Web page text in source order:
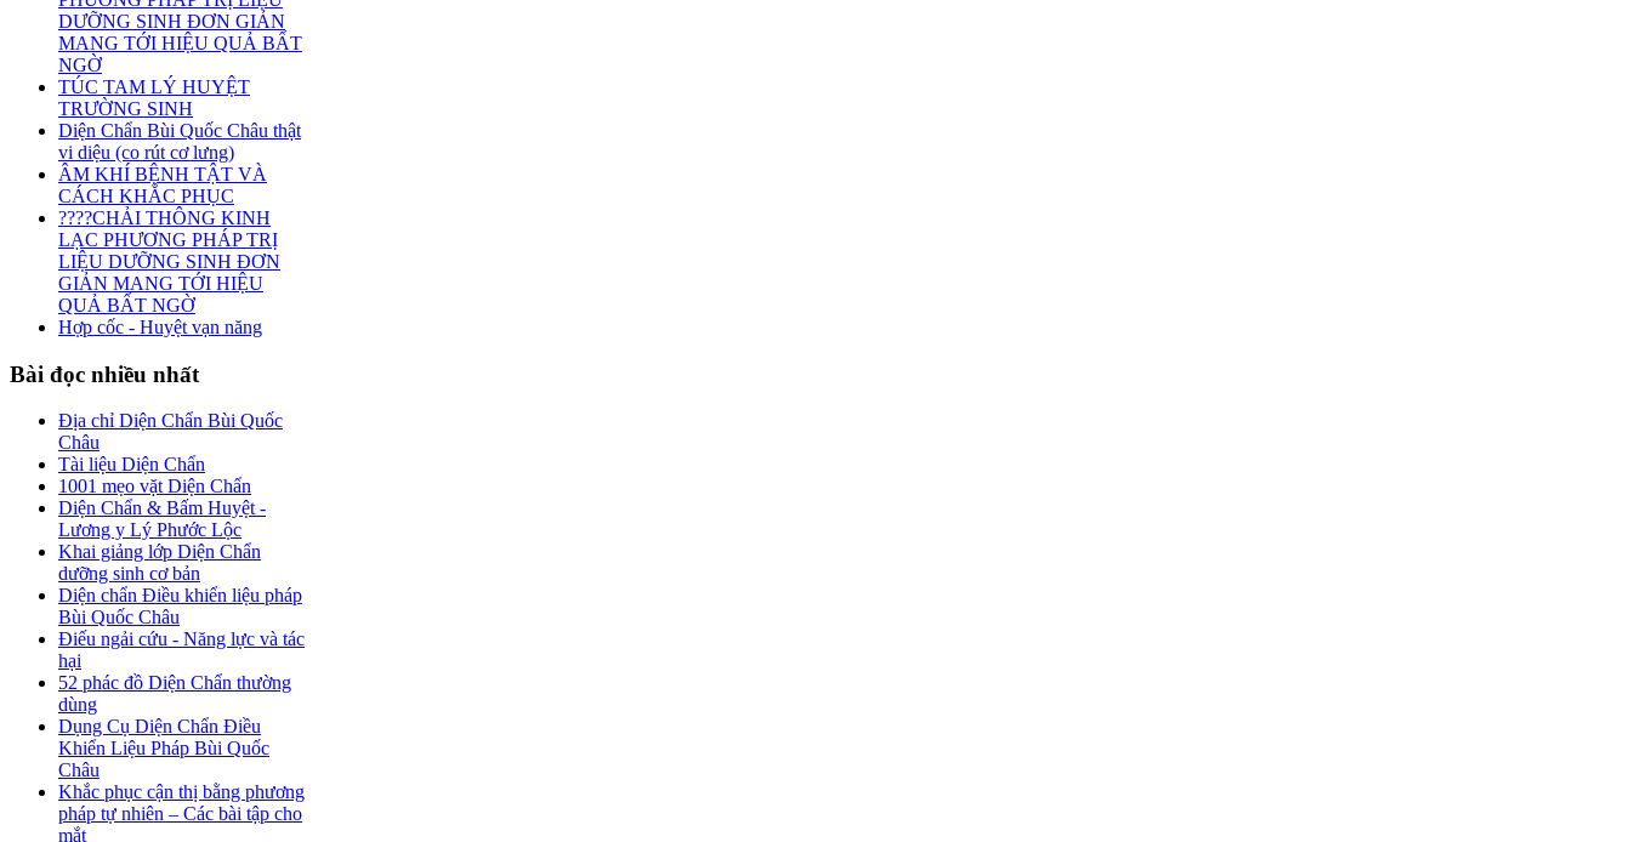
DƯỠNG SINH ĐƠN GIẢN
MANG TỚI HIỆU QUẢ BẤT
NGỜ
TÚC TAM LÝ HUYỆT
TRƯỜNG SINH
Diện Chẩn Bùi Quốc Châu thật
vi diệu (co rút cơ lưng)
ÂM KHÍ BỆNH TẬT VÀ
CÁCH KHẮC PHỤC
????CHẢI THÔNG KINH
LẠC PHƯƠNG PHÁP TRỊ
LIỆU DƯỠNG SINH ĐƠN
GIẢN MANG TỚI HIỆU
QUẢ BẤT NGỜ
Hợp cốc - Huyệt vạn năng
Bài đọc nhiều nhất
Địa chỉ Diện Chẩn Bùi Quốc
Châu
Tài liệu Diện Chẩn
1001 mẹo vặt Diện Chẩn
Diện Chẩn & Bấm Huyệt -
Lương y Lý Phước Lộc
Khai giảng lớp Diện Chẩn
dưỡng sinh cơ bản
Diện chẩn Điều khiển liệu pháp
Bùi Quốc Châu
Điếu ngải cứu - Năng lực và tác
hại
52 phác đồ Diện Chẩn thường
dùng
Dụng Cụ Diện Chẩn Điều
Khiển Liệu Pháp Bùi Quốc
Châu
Khắc phục cận thị bằng phương
pháp tự nhiên – Các bài tập cho
mắt